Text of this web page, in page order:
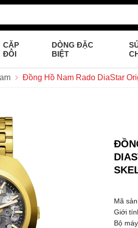
CẶP
ĐÔI
DÒNG ĐẶC
BIỆT
Đồng Hồ Nam Rado DiaStar
Mã
Giới
Bộ